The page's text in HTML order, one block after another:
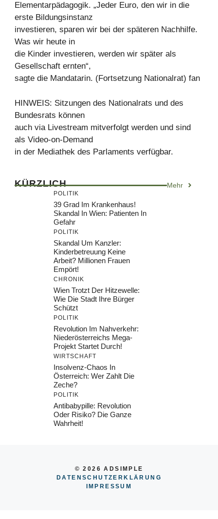
Elementarpädagogik. „Jeder Euro, den wir in die
erste Bildungsinstanz
investieren, sparen wir bei der späteren Nachhilfe.
Was wir heute in
die Kinder investieren, werden wir später als
Gesellschaft ernten“,
sagte die Mandatarin. (Fortsetzung Nationalrat) fan
HINWEIS: Sitzungen des Nationalrats und des
Bundesrats können
auch via Livestream mitverfolgt werden und sind
als Video-on-Demand
in der Mediathek des Parlaments verfügbar.
KÜRZLICH Mehr
POLITIK
39 Grad Im Krankenhaus!
Skandal In Wien: Patienten In
Gefahr
POLITIK
Skandal Um Kanzler:
Kinderbetreuung Keine
Arbeit? Millionen Frauen
Empört!
CHRONIK
Wien Trotzt Der Hitzewelle:
Wie Die Stadt Ihre Bürger
Schützt
POLITIK
Revolution Im Nahverkehr:
Niederösterreichs Mega-
Projekt Startet Durch!
WIRTSCHAFT
Insolvenz-Chaos In
Österreich: Wer Zahlt Die
Zeche?
POLITIK
Antibabypille: Revolution
Oder Risiko? Die Ganze
Wahrheit!
© 2026 ADSIMPLE
DATENSCHUTZERKLÄRUNG
IMPRESSU M